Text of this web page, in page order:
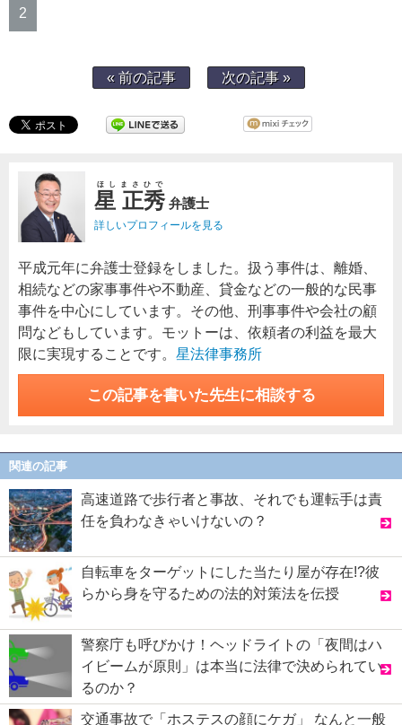
2
« 前の記事 次の記事 »
星 正秀
ほしまさひで
弁護士
詳しいプロフィールを見る
平成元年に弁護士登録をしました。扱う事件は、離婚、
相続などの家事事件や不動産、貸金などの一般的な民事
事件を中心にしています。その他、刑事事件や会社の顧
問などもしています。モットーは、依頼者の利益を最大
限に実現することです。 星法律事務所
この記事を書いた先生に相談する
関連の記事
高速道路で歩行者と事故、それでも運転手は責
任を負わなきゃいけないの？
自転車をターゲットにした当たり屋が存在!?彼
らから身を守るための法的対策法を伝授
警察庁も呼びかけ！ヘッドライトの「夜間はハ
イビームが原則」は本当に法律で決められてい
るのか？
交通事故で「ホステスの顔にケガ」 なんと一般